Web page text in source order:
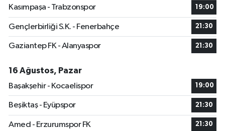
Kasımpaşa - Trabzonspor 19:00
Gençlerbirliği S.K. - Fenerbahçe 21:30
Gaziantep FK - Alanyaspor 21:30
16 Ağustos, Pazar
Başakşehir - Kocaelispor
19:00
Beşiktaş - Eyüpspor 21:30
Amed - Erzurumspor FK 21:30